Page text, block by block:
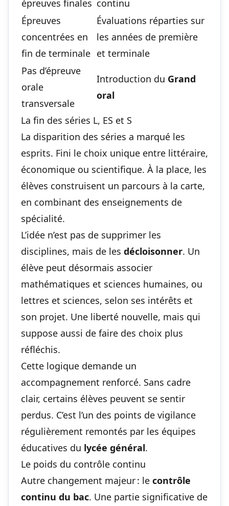
épreuves finales continu
Épreuves
concentrées en
fin de terminale
Évaluations réparties sur
les années de première
et terminale
Pas d’épreuve
orale
transversale
Introduction du Grand
oral
La fin des séries L, ES et S
La disparition des séries a marqué les
esprits. Fini le choix unique entre littéraire,
économique ou scientifique. À la place, les
élèves construisent un parcours à la carte,
en combinant des enseignements de
spécialité.
L’idée n’est pas de supprimer les
disciplines, mais de les décloisonner. Un
élève peut désormais associer
mathématiques et sciences humaines, ou
lettres et sciences, selon ses intérêts et
son projet. Une liberté nouvelle, mais qui
suppose aussi de faire des choix plus
réfléchis.
Cette logique demande un
accompagnement renforcé. Sans cadre
clair, certains élèves peuvent se sentir
perdus. C’est l’un des points de vigilance
régulièrement remontés par les équipes
éducatives du lycée général.
Le poids du contrôle continu
Autre changement majeur : le contrôle
continu du bac. Une partie significative de